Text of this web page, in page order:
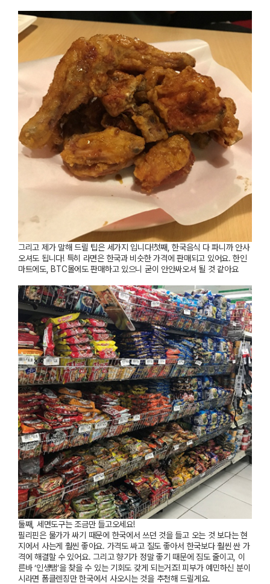
그리고 제가 말해 드릴 팁은 세가지 입니다!첫째 ,한국음식 다 파니까 안사
오셔도 됩니다! 특히 라면은 한국과 비슷한 가격에 판매되고 있어요.한인
마트에도, BTC몰에도 판매하고 있으니 굳이 안안싸오셔 될 것 같아요
둘째 세면도구는 조금만 들고오세요!
필리핀은 물가가 싸기 때문에 한국에서 쓰던 것을 들고 오는 것 보다는 현
지에서 사는게 훨씬 좋아요. 가격도 싸고 질도 좋아서 한국보다 훨씬 싼 가
격에 해결할 수 있어요. 그리고 향기가 정말 좋기 때문에 짐도 줄이고, 이
른바‘인생탬’을 찾을 수 있는 기회도 갖게 되는거죠!피부가 예민하신 분이
시라면 폼클렌징만 한국에서 사오시는 것을 추천해 드릴게요.